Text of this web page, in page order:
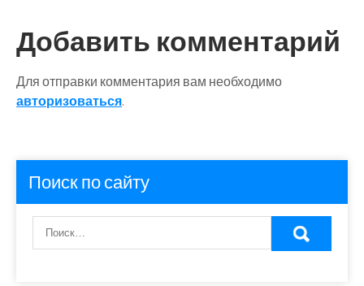
Добавить комментарий
Для отправки комментария вам необходимо
авторизоваться.
Поиск по сайту